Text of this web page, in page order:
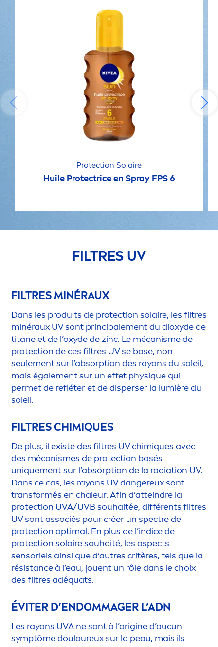
Protection Solaire
Huile Protectrice en Spray FPS 6
FILTRES UV
FILTRES MINÉRAUX
Dans les produits de protection solaire, les filtres
minéraux UV sont principalement du dioxyde de
titane et de l’oxyde de zinc. Le mécanisme de
protection de ces filtres UV se base, non
seulement sur l’absorption des rayons du soleil,
mais également sur un effet physique qui
permet de refléter et de disperser la lumière du
soleil.
FILTRES CHIMIQUES
De plus, il existe des filtres UV chimiques avec
des mécanismes de protection basés
uniquement sur l’absorption de la radiation UV.
Dans ce cas, les rayons UV dangereux sont
transformés en chaleur. Afin d’atteindre la
protection UVA/UVB souhaitée, différents filtres
UV sont associés pour créer un spectre de
protection optimal. En plus de l’indice de
protection solaire souhaité, les aspects
sensoriels ainsi que d’autres critères, tels que la
résistance à l’eau, jouent un rôle dans le choix
des filtres adéquats.
ÉVITER D’ENDOMMAGER L’ADN
Les rayons UVA ne sont à l’origine d’aucun
symptôme douloureux sur la peau, mais ils